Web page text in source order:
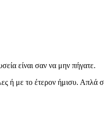
είναι σαν να μην πήγατε.
ή με το έτερον ήμισυ. Απλά